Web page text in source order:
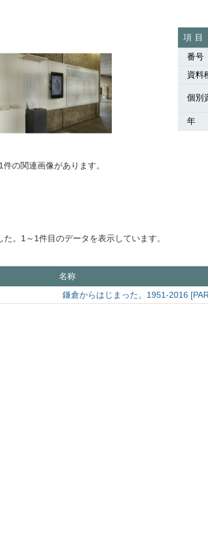
1件の関連画像があります。
項目
番号
資料
個別
年
。1～1件目のデータを表示しています。
名称
鎌倉からはじまった。1951-2016